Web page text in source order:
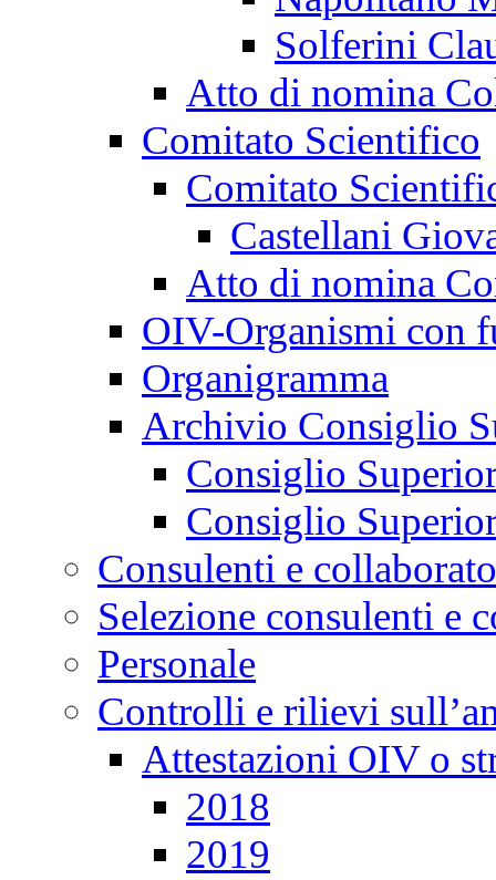
Solferini
Atto di nomina
Comitato Scientifico
Comitato
Castellani
Atto di nomina
OIV-Organismi con
Organigramma
Archivio Consiglio
Consiglio
Consiglio
Consulenti e
Selezione consulenti e
Personale
Controlli e rilievi
Attestazioni OIV o
2018
2019